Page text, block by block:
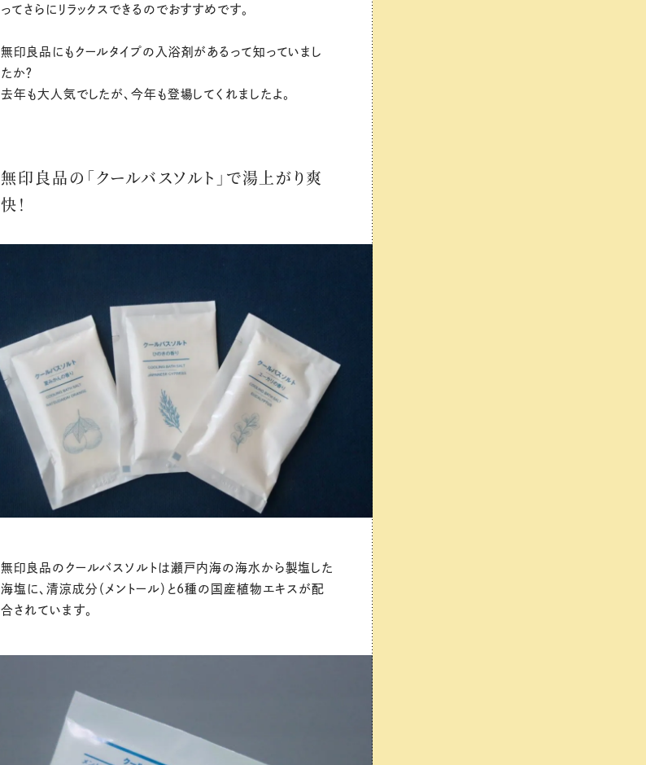
ってさらにリラックスできるのでおすすめです。
無印良品にもクールタイプの入浴剤があるって知っていまし
たか？
去年も大人気でしたが、今年も登場してくれましたよ。
無印良品の「クールバスソルト」で湯上がり爽
快！
無印良品のクールバスソルトは瀬戸内海の海水から製塩した
海塩に、清涼成分（メントール）と6種の国産植物エキスが配
合されています。